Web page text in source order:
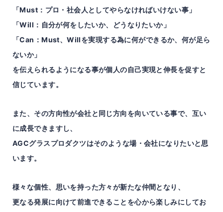
「Must：プロ・社会人としてやらなければいけない事」
「Will：自分が何をしたいか、どうなりたいか」
「Can：Must、Willを実現する為に何ができるか、何が足ら
ないか」
を伝えられるようになる事が個人の自己実現と伸長を促すと
信じています。
また、その方向性が会社と同じ方向を向いている事で、互い
に成長できますし、
AGCグラスプロダクツはそのような場・会社になりたいと思
います。
様々な個性、思いを持った方々が新たな仲間となり、
更なる発展に向けて前進できることを心から楽しみにしてお